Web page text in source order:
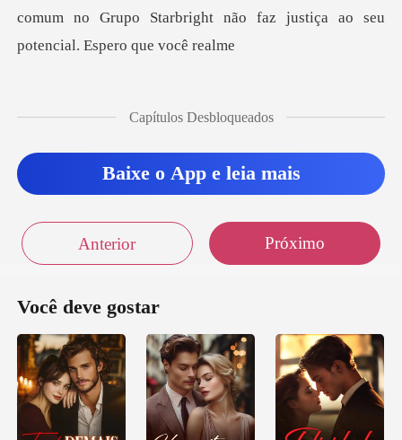
Capítulos Desbloqueados
Baixe o App e leia mais
Anterior Próximo
Você deve gostar